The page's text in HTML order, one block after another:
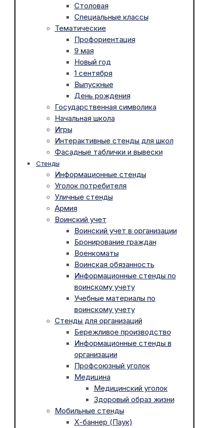
Столовая
Специальные классы
Тематические
Профориентация
9 мая
Новый год
1 сентября
Выпускные
День рождения
Государственная символика
Начальная школа
Игры
Интерактивные стенды для школ
Фасадные таблички и вывески
Стенды
Информационные стенды
Уголок потребителя
Уличные стенды
Армия
Воинский учет
Воинский учет в организации
Бронирование граждан
Военкоматы
Воинская обязанность
Информационные стенды по
воинскому учету
Учебные материалы по
воинскому учету
Стенды для организаций
Бережливое производство
Информационные стенды в
организации
Профсоюзный уголок
Медицина
Медицинский уголок
Здоровый образ жизни
Мобильные стенды
Х-баннер (Паук)